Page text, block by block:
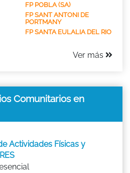
FP POBLA (SA)
FP SANT ANTONI DE
PORTMANY
FP SANTA EULALIA DEL RIO
Ver más
Comunitarios en
Actividades Físicas y